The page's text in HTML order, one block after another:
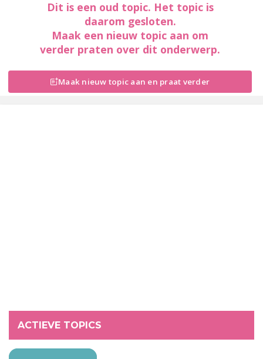
Dit is een oud topic. Het topic is
daarom gesloten.
Maak een nieuw topic aan om
verder praten over dit onderwerp.
Maak nieuw topic aan en praat verder
ACTIEVE TOPICS